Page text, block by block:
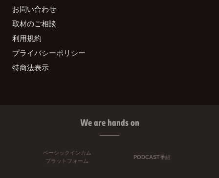
お問い合わせ
取材のご相談
利用規約
プライバシーポリシー
特商法表示
We are hands on
ベーシックインカム
プラットフォーム
PODCAST番組